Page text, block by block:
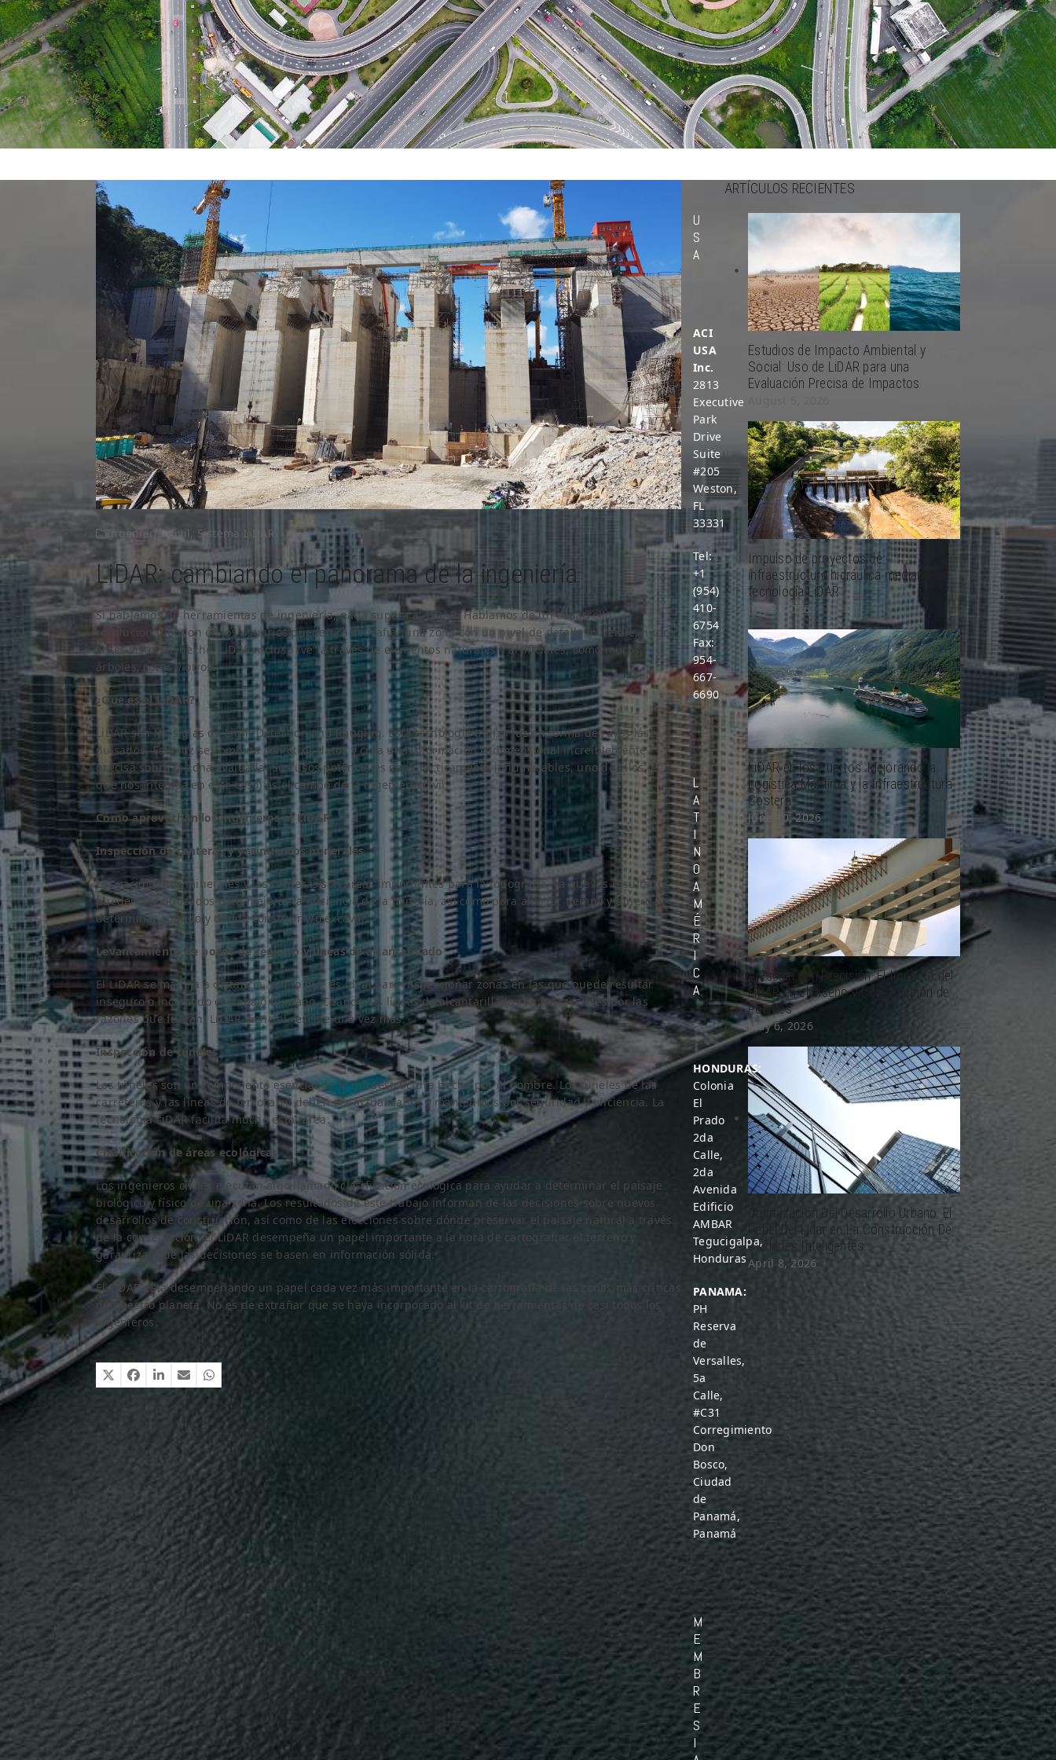
Ingeniería Civil, Sistema LiDAR
LiDAR: cambiando el panorama de la ingeniería
Si hablamos de herramientas de ingeniería, nada supera al LiDAR. Hablamos de un desarrollo
revolucionario. Con él, los usuarios pueden cartografiar una zona con un nivel de detalle increíble, nunca
antes visto. De hecho, LiDAR incluso “ve” a través de elementos naturales y artificiales, como muros,
árboles, rocas y otros.
¿Qué es el LiDAR?
LiDAR son las siglas de Light Detection and Ranging. Esta tecnología utiliza luz en forma de rayos láser
pulsados. Esta luz se combina con otros datos y crea una información tridimensional increíblemente
precisa sobre la zona evaluada. Sus usos potenciales son prácticamente innumerables, uno de ellos (el
que nos interesa en este caso) es el campo de la ingeniería civil.
Cómo aprovechan los ingenieros el LiDAR
Inspección de canteras y yacimientos minerales
Los yacimientos minerales y las canteras son áreas importantes para la topografía, ya que los resultados
pueden ser utilizados para mejorar la eficiencia de la minería, así como para ahorrar tiempo y dinero al
determinar cuándo y dónde construir y/o excavar.
Levantamiento de pozos de registro y líneas de alcantarillado
El LiDAR se maneja a distancia, por lo que es ideal para inspeccionar zonas en las que puede resultar
inseguro o incómodo el trabajo humano. Cuando las líneas de alcantarillado son inaccesibles por las
razones que fueran, LiDAR viene al rescate una vez más.
Inspección de túneles
Los túneles son un componente esencial de la infraestructura hecha por el hombre. Los túneles de las
carreteras y las líneas de ferrocarril deben ser actualizados y mantenidos por seguridad y eficiencia. La
tecnología LiDAR facilita mucho esta tarea.
Clasificación de áreas ecológicas
Los ingenieros civiles ejecutan algo llamado clasificación ecológica para ayudar a determinar el paisaje
biológico y físico de una zona. Los resultados de este trabajo informan de las decisiones sobre nuevos
desarrollos de construcción, así como de las elecciones sobre dónde preservar el paisaje natural a través
de la conservación. El LiDAR desempeña un papel importante a la hora de cartografiar el terreno y
garantizar que las decisiones se basen en información sólida.
El LiDAR está desempeñando un papel cada vez más importante en la cartografía de las zonas más críticas
de nuestro planeta. No es de extrañar que se haya incorporado al kit de herramientas de casi todos los
ingenieros.
ARTÍCULOS RECIENTES
Estudios de Impacto Ambiental y
Social: Uso de LiDAR para una
Evaluación Precisa de Impactos
Impulso de proyectos de
infraestructura hidráulica mediante la
tecnología LiDAR
July 8, 2026
LiDAR en los Puertos: Mejorando la
Logística Marítima y la Infraestructura
Costera
June 10, 2026
A Escala con Precisión: El Impacto del
LiDAR en el Diseño y Construcción de
Puentes
May 6, 2026
Optimización Del Desarrollo Urbano: El
Papel Del Lidar en La Construcción De
Ciudades Inteligentes
April 8, 2026
U
S
A
ACI
USA
Inc.
2813
Executive
Park
Drive
Suite
#205
Weston,
FL
33331
Tel:
+1
(954)
410-
6754
Fax:
954-
667-
6690
L
A
T
I
N
O
A
M
É
R
I
C
A
HONDURAS:
Colonia
El
Prado
2da
Calle,
2da
Avenida
Edificio
AMBAR
Tegucigalpa,
Honduras
PANAMA:
PH
Reserva
de
Versalles,
5a
Calle,
#C31
Corregimiento
Don
Bosco,
Ciudad
de
Panamá,
Panamá
M
E
M
B
R
E
S
I